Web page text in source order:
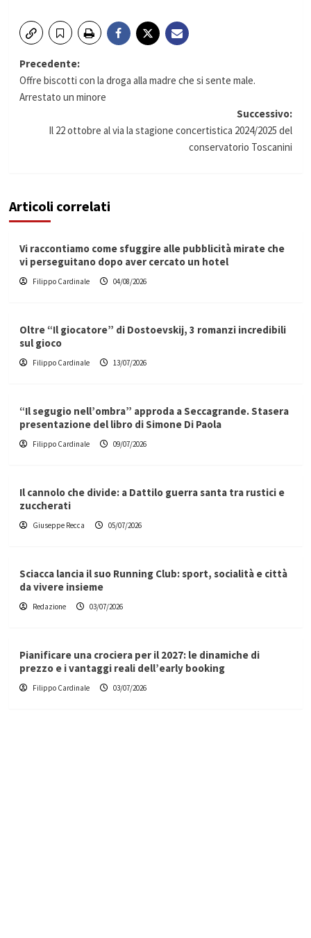
Navigazione
articolo
Precedente:
Offre biscotti con la droga alla madre che si sente male.
Arrestato un minore
Successivo:
Il 22 ottobre al via la stagione concertistica 2024/2025 del
conservatorio Toscanini
Articoli correlati
Vi raccontiamo come sfuggire alle pubblicità mirate che
vi perseguitano dopo aver cercato un hotel
Filippo Cardinale 04/08/2026
Oltre “Il giocatore” di Dostoevskij, 3 romanzi incredibili
sul gioco
Filippo Cardinale 13/07/2026
“Il segugio nell’ombra” approda a Seccagrande. Stasera
presentazione del libro di Simone Di Paola
Filippo Cardinale 09/07/2026
Il cannolo che divide: a Dattilo guerra santa tra rustici e
zuccherati
Giuseppe Recca 05/07/2026
Sciacca lancia il suo Running Club: sport, socialità e città
da vivere insieme
Redazione 03/07/2026
Pianificare una crociera per il 2027: le dinamiche di
prezzo e i vantaggi reali dell’early booking
Filippo Cardinale 03/07/2026